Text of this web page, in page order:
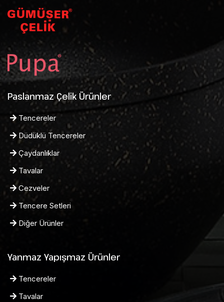
Paslanmaz Çelik Ürünler
Tencereler
Düdüklü Tencereler
Çaydanlıklar
Tavalar
Cezveler
Tencere Setleri
Diğer Ürünler
Yanmaz Yapışmaz Ürünler
Tencereler
Tavalar